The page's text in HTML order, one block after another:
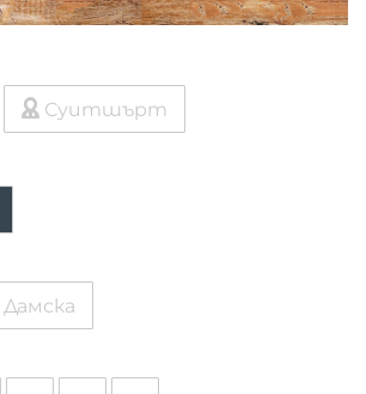
Суитшърт
Дамска